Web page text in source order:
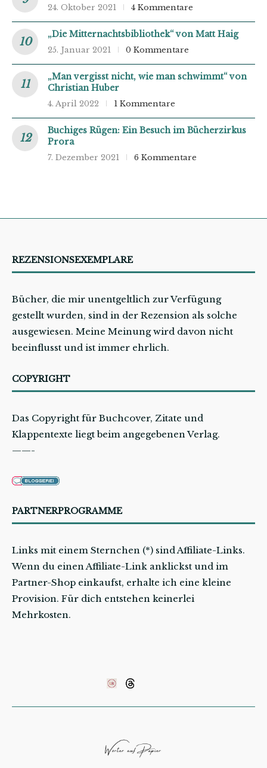
24. Oktober 2021 4 Kommentare
„Die Mitternachtsbibliothek“ von Matt Haig
25. Januar 2021 0 Kommentare
„Man vergisst nicht, wie man schwimmt“ von
Christian Huber
4. April 2022 1 Kommentare
Buchiges Rügen: Ein Besuch im Bücherzirkus
Prora
7. Dezember 2021 6 Kommentare
REZENSIONSEXEMPLARE
Bücher, die mir unentgeltlich zur Verfügung
gestellt wurden, sind in der Rezension als solche
ausgewiesen. Meine Meinung wird davon nicht
beeinflusst und ist immer ehrlich.
COPYRIGHT
Das Copyright für Buchcover, Zitate und
Klappentexte liegt beim angegebenen Verlag.
——-
PARTNERPROGRAMME
Links mit einem Sternchen (*) sind Affiliate-Links.
Wenn du einen Affiliate-Link anklickst und im
Partner-Shop einkaufst, erhalte ich eine kleine
Provision. Für dich entstehen keinerlei
Mehrkosten.